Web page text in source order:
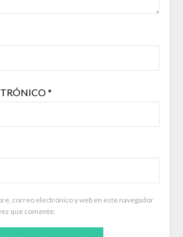
*
correo electrónico y web en este navegador
que comente.